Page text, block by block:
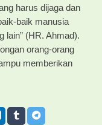
harus dijaga dan
lain” (HR. Ahmad).
orang-orang
memberikan